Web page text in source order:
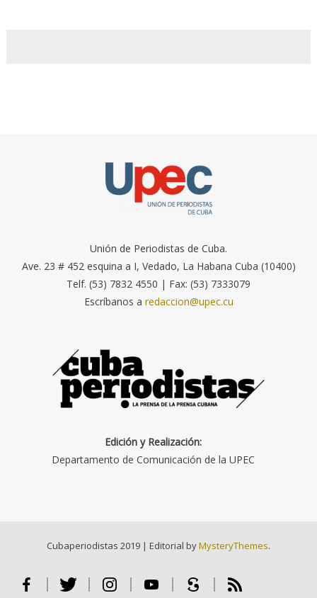
Unión de Periodistas de Cuba.
Ave. 23 # 452 esquina a I, Vedado, La Habana Cuba (10400)
Telf. (53) 7832 4550 | Fax: (53) 7333079
Escríbanos a redaccion@upec.cu
Edición y Realización:
Departamento de Comunicación de la UPEC
Cubaperiodistas 2019 | Editorial byMysteryThemes.